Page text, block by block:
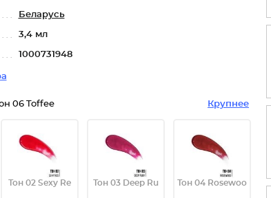
Беларусь
3,4 мл
1000731948
06 Toffee Крупнее
Тон 02 Sexy Re Тон 03 Deep Ru Тон 04 Rosewoo